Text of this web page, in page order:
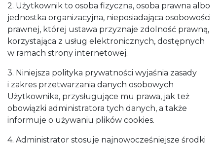
2. Użytkownik to osoba fizyczna, osoba prawna albo
jednostka organizacyjna, nieposiadająca osobowości
prawnej, której ustawa przyznaje zdolność prawną,
korzystająca z usług elektronicznych, dostępnych
w ramach strony internetowej.
3. Niniejsza polityka prywatności wyjaśnia zasady
i zakres przetwarzania danych osobowych
Użytkownika, przysługujące mu prawa, jak też
obowiązki administratora tych danych, a także
informuje o używaniu plików cookies.
4. Administrator stosuje najnowocześniejsze środki